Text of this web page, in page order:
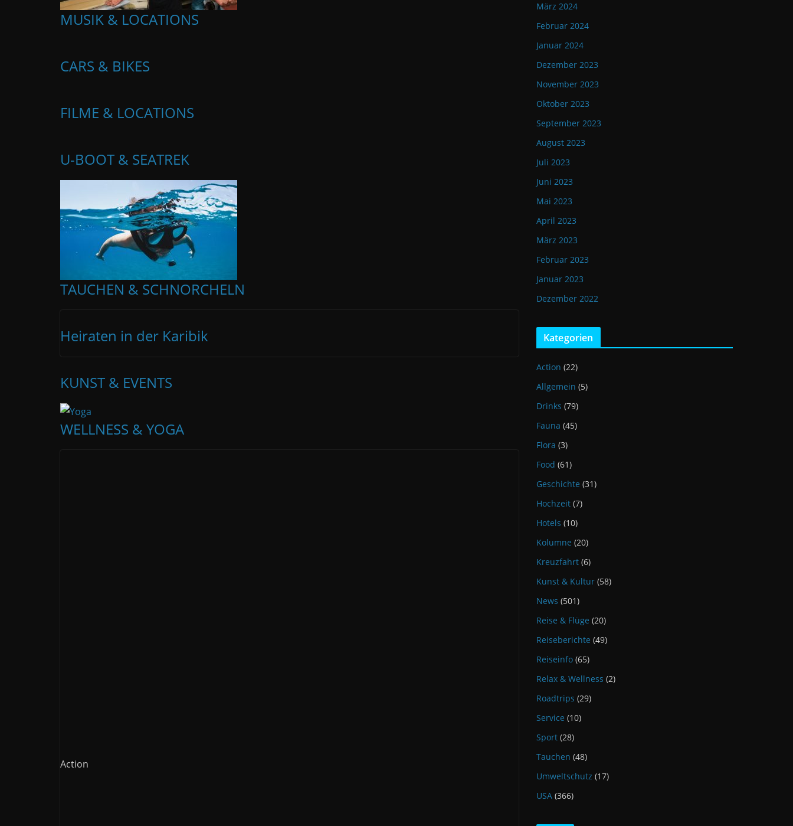
MUSIK & LOCATIONS
CARS & BIKES
FILME & LOCATIONS
U-BOOT & SEATREK
TAUCHEN & SCHNORCHELN
Heiraten in der Karibik
KUNST & EVENTS
WELLNESS & YOGA
Action
März 2024
Februar 2024
Januar 2024
Dezember 2023
November 2023
Oktober 2023
September 2023
August 2023
Juli 2023
Juni 2023
Mai 2023
April 2023
März 2023
Februar 2023
Januar 2023
Dezember 2022
Kategorien
Action (22)
Allgemein (5)
Drinks (79)
Fauna (45)
Flora (3)
Food (61)
Geschichte (31)
Hochzeit (7)
Hotels (10)
Kolumne (20)
Kreuzfahrt (6)
Kunst & Kultur (58)
News (501)
Reise & Flüge (20)
Reiseberichte (49)
Reiseinfo (65)
Relax & Wellness (2)
Roadtrips (29)
Service (10)
Sport (28)
Tauchen (48)
Umweltschutz (17)
USA (366)